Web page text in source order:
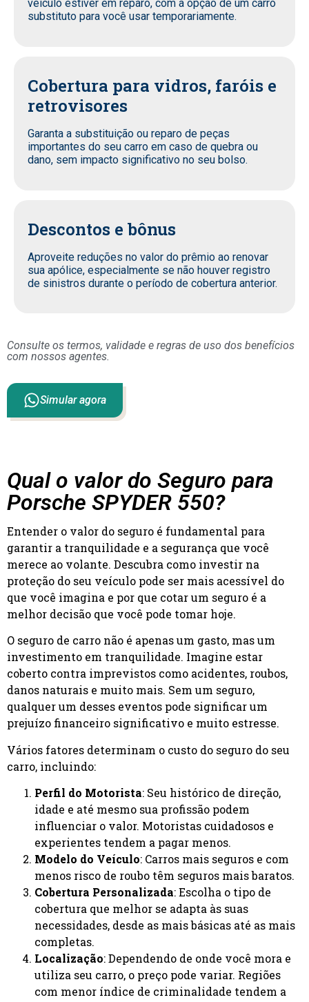
veículo estiver em reparo, com a opção de um carro
substituto para você usar temporariamente.
Cobertura para vidros, faróis e
retrovisores
Garanta a substituição ou reparo de peças
importantes do seu carro em caso de quebra ou
dano, sem impacto significativo no seu bolso.
Descontos e bônus
Aproveite reduções no valor do prêmio ao renovar
sua apólice, especialmente se não houver registro
de sinistros durante o período de cobertura anterior.
Consulte os termos, validade e regras de uso dos benefícios
com nossos agentes.
Simular agora
Qual o valor do Seguro para
Porsche SPYDER 550?
Entender o valor do seguro é fundamental para
garantir a tranquilidade e a segurança que você
merece ao volante. Descubra como investir na
proteção do seu veículo pode ser mais acessível do
que você imagina e por que cotar um seguro é a
melhor decisão que você pode tomar hoje.
O seguro de carro não é apenas um gasto, mas um
investimento em tranquilidade. Imagine estar
coberto contra imprevistos como acidentes, roubos,
danos naturais e muito mais. Sem um seguro,
qualquer um desses eventos pode significar um
prejuízo financeiro significativo e muito estresse.
Vários fatores determinam o custo do seguro do seu
carro, incluindo:
Perfil do Motorista: Seu histórico de direção,
idade e até mesmo sua profissão podem
influenciar o valor. Motoristas cuidadosos e
experientes tendem a pagar menos.
Modelo do Veículo: Carros mais seguros e com
menos risco de roubo têm seguros mais baratos.
Cobertura Personalizada: Escolha o tipo de
cobertura que melhor se adapta às suas
necessidades, desde as mais básicas até as mais
completas.
Localização: Dependendo de onde você mora e
utiliza seu carro, o preço pode variar. Regiões
com menor índice de criminalidade tendem a